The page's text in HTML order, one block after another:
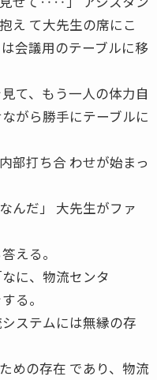
え て大先生の席にこ
会議用のテーブルに移
て、もう一人の体力自
がら勝手にテーブルに
部打ち合 わせが始まっ
んだ」 大先生がファ
える。
に、物流センタ
る。
ステムには無縁の存
めの存在 であり、物流